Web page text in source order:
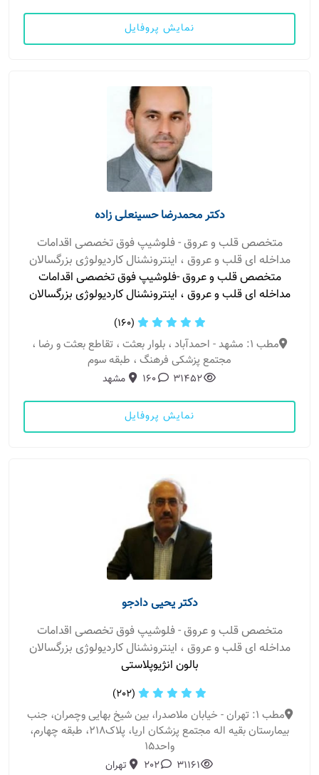
نمایش پروفایل
دکتر محمدرضا حسینعلی زاده
متخصص قلب و عروق - فلوشیپ فوق تخصصی اقدامات
مداخله ای قلب و عروق ، اینترونشنال کاردیولوژی بزرگسالان
متخصص قلب و عروق -فلوشیپ فوق تخصصی اقدامات
مداخله ای قلب و عروق ، اینترونشنال کاردیولوژی بزرگسالان
(160)
مطب 1: مشهد - احمدآباد ، بلوار بعثت ، تقاطع بعثت و رضا ،
مجتمع پزشکی فرهنگ ، طبقه سوم
31452
160 مشهد
نمایش پروفایل
دکتر یحیی دادجو
متخصص قلب و عروق - فلوشیپ فوق تخصصی اقدامات
مداخله ای قلب و عروق ، اینترونشنال کاردیولوژی بزرگسالان
بالون انژیوپلاستی
(202)
مطب 1: تهران - خیابان ملاصدرا، بین شیخ بهایی وچمران، جنب
بیمارستان بقیه اله مجتمع پزشکان اریا، پلاک۲۱۸، طبقه چهارم،
واحد۱۵
31161
202 تهران